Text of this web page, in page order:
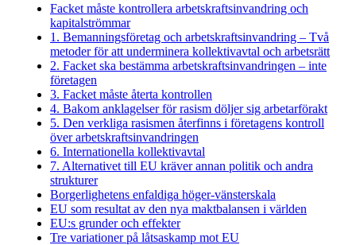
Facket måste kontrollera arbetskraftsinvandring och
kapitalströmmar
1. Bemanningsföretag och arbetskraftsinvandring – Två
metoder för att underminera kollektivavtal och arbetsrätt
2. Facket ska bestämma arbetskraftsinvandringen – inte
företagen
3. Facket måste återta kontrollen
4. Bakom anklagelser för rasism döljer sig arbetarförakt
5. Den verkliga rasismen återfinns i företagens kontroll
över arbetskraftsinvandringen
6. Internationella kollektivavtal
7. Alternativet till EU kräver annan politik och andra
strukturer
Borgerlighetens enfaldiga höger-vänsterskala
EU som resultat av den nya maktbalansen i världen
EU:s grunder och effekter
Tre variationer på låtsaskamp mot EU